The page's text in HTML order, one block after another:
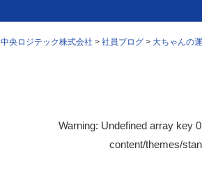
中央ロジテック株式会社 > 社員ブログ > 大ちゃんの
Warning: Undefined array key
content/themes/